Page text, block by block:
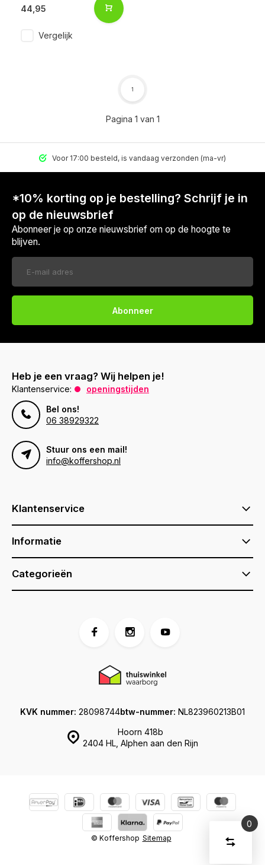
44,95
Vergelijk
Pagina 1 van 1
1
Voor 17:00 besteld, is vandaag verzonden (ma-vr)
*10% korting op je bestelling? Schrijf je in
op de nieuwsbrief
Abonneer je op onze nieuwsbrief om op de hoogte te
blijven.
Abonneer
Heb je een vraag? Wij helpen je!
Klantenservice:
openingstijden
Bel ons!
06 38929322
Stuur ons een mail!
info@koffershop.nl
Klantenservice
Informatie
Categorieën
Hoorn 418b
2404 HL, Alphen aan den Rijn
KVK nummer: 28098744btw-nummer: NL823960213B01
© Koffershop Sitemap
0
Vergelijk
U
Start